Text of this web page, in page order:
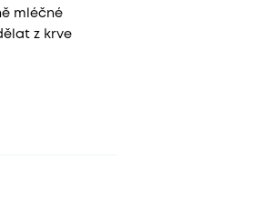
mléčné
z krve